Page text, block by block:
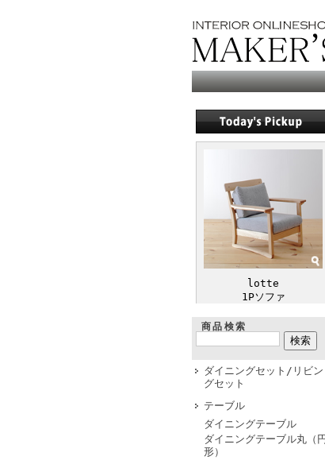
lotte
1Pソファ
商品検索
ダイニングセット/リビン
グセット
テーブル
ダイニングテーブル
ダイニングテーブル丸（円
形）